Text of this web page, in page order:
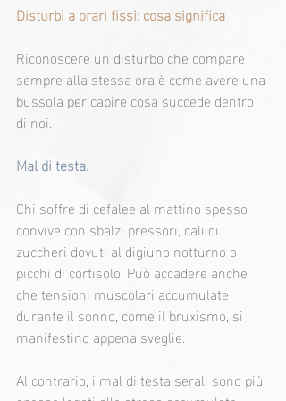
Disturbi a orari fissi: cosa significa
Riconoscere un disturbo che compare
sempre alla stessa ora è come avere una
bussola per capire cosa succede dentro
di noi.
Mal di testa.
Chi soffre di cefalee al mattino spesso
convive con sbalzi pressori, cali di
zuccheri dovuti al digiuno notturno o
picchi di cortisolo. Può accadere anche
che tensioni muscolari accumulate
durante il sonno, come il bruxismo, si
manifestino appena sveglie.
Al contrario, i mal di testa serali sono più